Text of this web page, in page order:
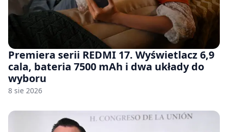
Premiera serii REDMI 17. Wyświetlacz 6,9
cala, bateria 7500 mAh i dwa układy do
wyboru
8 sie 2026